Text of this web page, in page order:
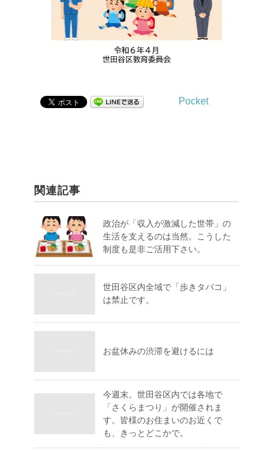
Pocket
関連記事
政治が「収入が激減した世帯」の
生活を支えるのは当然。こうした
制度も是非ご活用下さい。
世田谷区内全域で「歩きタバコ」
は禁止です。
お盆休みの渋滞を避けるには
今週末。世田谷区内では各地で
「さくらまつり」が開催されま
す。皆様のお住まいのお近くで
も、きっとどこかで。